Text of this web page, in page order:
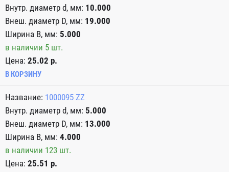
10.000
19.000
5.000
в наличии 5 шт.
Цена: 25.02 р.
В КОРЗИНУ
1000095 ZZ
5.000
13.000
4.000
в наличии 123 шт.
Цена: 25.51 р.